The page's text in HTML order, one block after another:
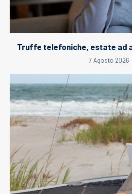
Truffe telefoniche, estate ad
7 Agosto 2026